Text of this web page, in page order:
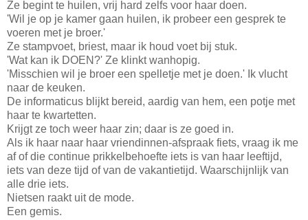
Ze begint te huilen, vrij hard zelfs voor haar doen.
'Wil je op je kamer gaan huilen, ik probeer een gesprek te
voeren met je broer.'
Ze stampvoet, briest, maar ik houd voet bij stuk.
'Wat kan ik DOEN?' Ze klinkt wanhopig.
'Misschien wil je broer een spelletje met je doen.' Ik vlucht
naar de keuken.
De informaticus blijkt bereid, aardig van hem, een potje met
haar te kwartetten.
Krijgt ze toch weer haar zin; daar is ze goed in.
Als ik haar naar haar vriendinnen-afspraak fiets, vraag ik me
af of die continue prikkelbehoefte iets is van haar leeftijd,
iets van deze tijd of van de vakantietijd. Waarschijnlijk van
alle drie iets.
Nietsen raakt uit de mode.
Een gemis.